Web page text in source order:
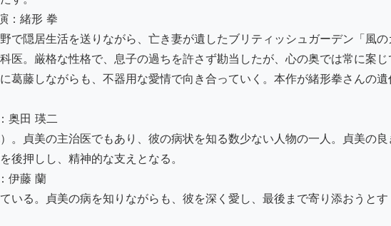
：緒形 拳
で隠居生活を送りながら、亡き妻が遺したブリティッシュガーデン「風の
医。厳格な性格で、息子の過ちを許さず勘当したが、心の奥では常に案じ
葛藤しながらも、不器用な愛情で向き合っていく。本作が緒形拳さんの遺
奥田 瑛二
。貞美の主治医でもあり、彼の病状を知る数少ない人物の一人。貞美の良
後押しし、精神的な支えとなる。
伊藤 蘭
いる。貞美の病を知りながらも、彼を深く愛し、最後まで寄り添おうとす